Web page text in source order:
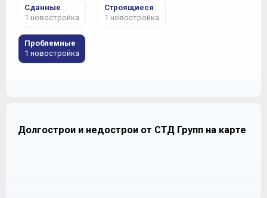
Сданные
1 новостройка
Строящиеся
1 новостройка
Проблемные
1 новостройка
Долгострои и недострои от СТД Групп на карте